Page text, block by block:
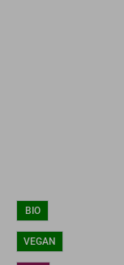
BIO
VEGAN